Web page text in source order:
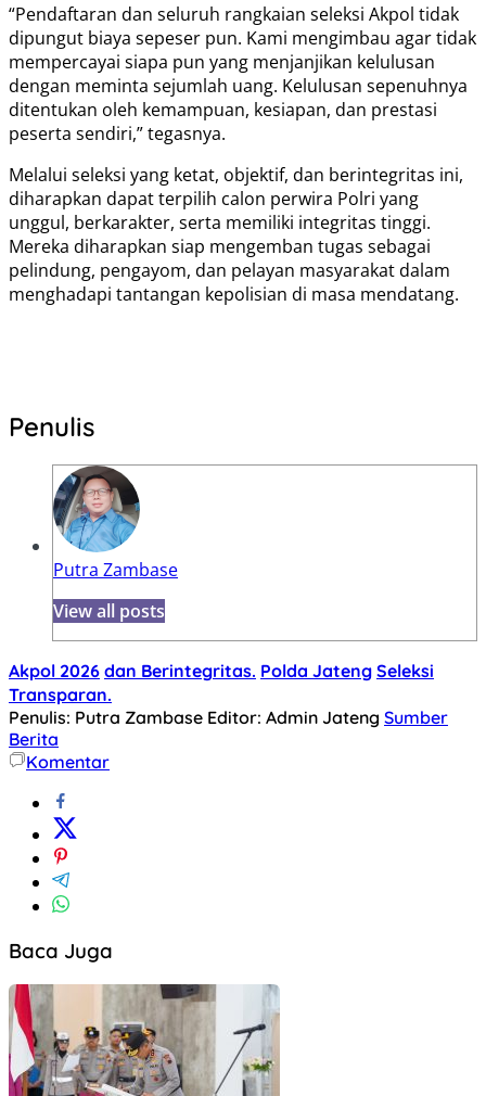
“Pendaftaran dan seluruh rangkaian seleksi Akpol tidak
dipungut biaya sepeser pun. Kami mengimbau agar tidak
mempercayai siapa pun yang menjanjikan kelulusan
dengan meminta sejumlah uang. Kelulusan sepenuhnya
ditentukan oleh kemampuan, kesiapan, dan prestasi
peserta sendiri,” tegasnya.
Melalui seleksi yang ketat, objektif, dan berintegritas ini,
diharapkan dapat terpilih calon perwira Polri yang
unggul, berkarakter, serta memiliki integritas tinggi.
Mereka diharapkan siap mengemban tugas sebagai
pelindung, pengayom, dan pelayan masyarakat dalam
menghadapi tantangan kepolisian di masa mendatang.
Penulis
Putra Zambase
View all posts
Akpol 2026 dan Berintegritas. Polda Jateng Seleksi
Transparan.
Penulis: Putra Zambase Editor: Admin Jateng Sumber
Berita
Komentar
Baca Juga